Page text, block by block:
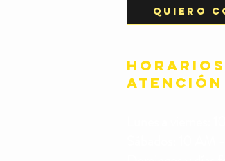
Quiero
atención